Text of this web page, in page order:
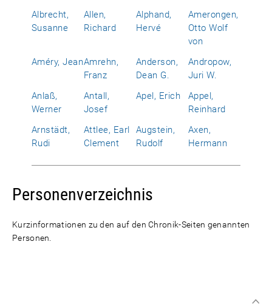
Albrecht,
Susanne
Allen,
Richard
Alphand,
Hervé
Amerongen,
Otto Wolf
von
Améry, JeanAmrehn,
Franz
Anderson,
Dean G.
Andropow,
Juri W.
Anlaß,
Werner
Antall,
Josef
Apel, Erich
Appel,
Reinhard
Arnstädt,
Rudi
Attlee, Earl
Clement
Augstein,
Rudolf
Axen,
Hermann
Personenverzeichnis
Kurzinformationen zu den auf den Chronik-Seiten genannten
Personen.